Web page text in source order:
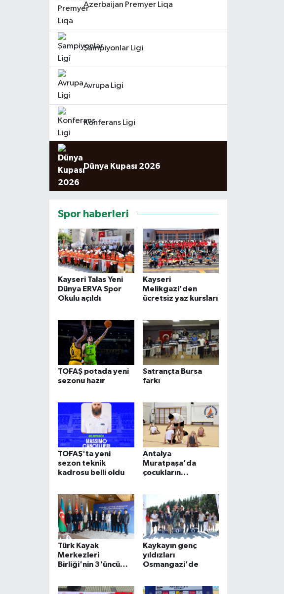
Azerbaijan Premyer Liqa
Şampiyonlar Ligi
Avrupa Ligi
Konferans Ligi
Dünya Kupası 2026
Spor haberleri
Kayseri Talas Yeni
Dünya ERVA Spor
Okulu açıldı
Kayseri
Melikgazi'den
ücretsiz yaz kursları
TOFAŞ potada yeni
sezonu hazır
Satrançta Bursa
farkı
TOFAŞ'ta yeni
sezon teknik
kadrosu belli oldu
Antalya
Muratpaşa'da
çocukların
Türk Kayak
Merkezleri
Birliği'nin 3'üncü
Kaykayın genç
yıldızları
Osmangazi'de